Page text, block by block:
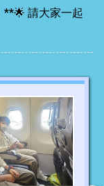
**🌟 請大家一起